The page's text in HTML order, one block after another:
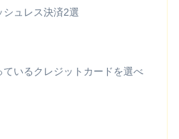
ュレス決済2選
いるクレジットカードを選べ